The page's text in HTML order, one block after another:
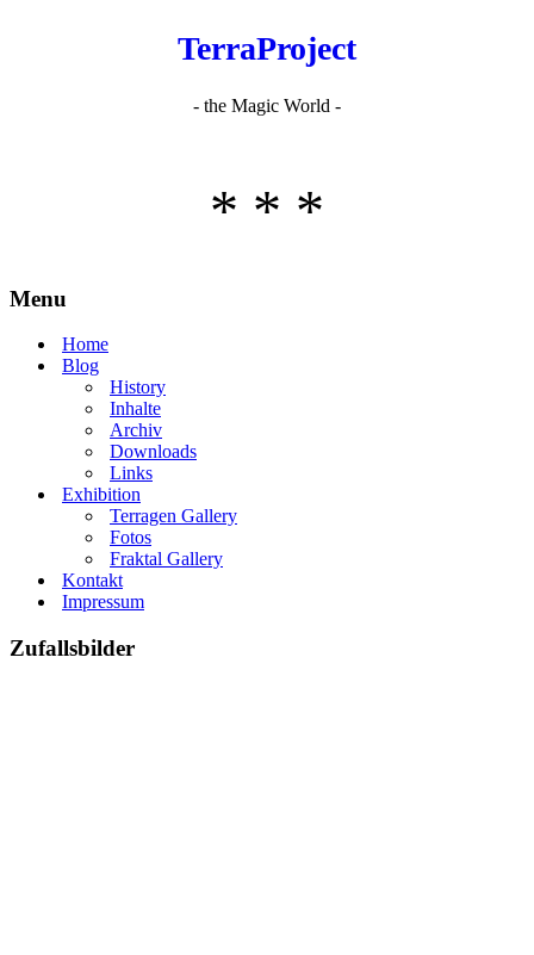
TerraProject
- the Magic World -
* * *
Menu
Home
Blog
History
Inhalte
Archiv
Downloads
Links
Exhibition
Terragen Gallery
Fotos
Fraktal Gallery
Kontakt
Impressum
Zufallsbilder